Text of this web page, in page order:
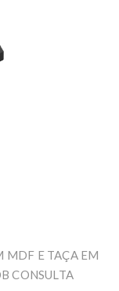
MDF E TAÇA EM
CONSULTA